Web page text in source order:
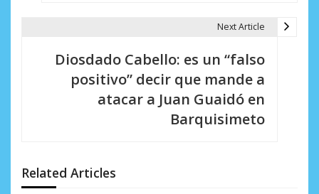
e
Next Article
Diosdado Cabello: es un “falso
positivo” decir que mande a
atacar a Juan Guaidó en
Barquisimeto
Related Articles